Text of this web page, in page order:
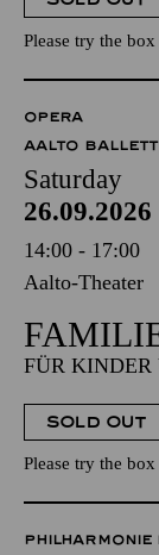
Please try the
OPERA
AALTO
Saturday
26.09.2026
14:00 - 17:00
Aalto-Theater
FÜR KINDER
SOLD OUT
Please try the
PHILHARMONIE